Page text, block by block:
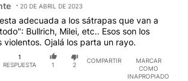
20 DE ABRIL DE 2023
adecuada a los sátrapas que van a
Bullrich, Milei, etc.. Esos son los
violentos. Ojalá los parta un rayo.
1
RESPUESTA
1 2
COMPARTIR
MARCAR
COMO
INAPROPIADO